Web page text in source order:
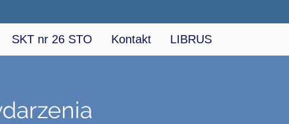
SKT nr 26 STO Kontakt LIBRUS